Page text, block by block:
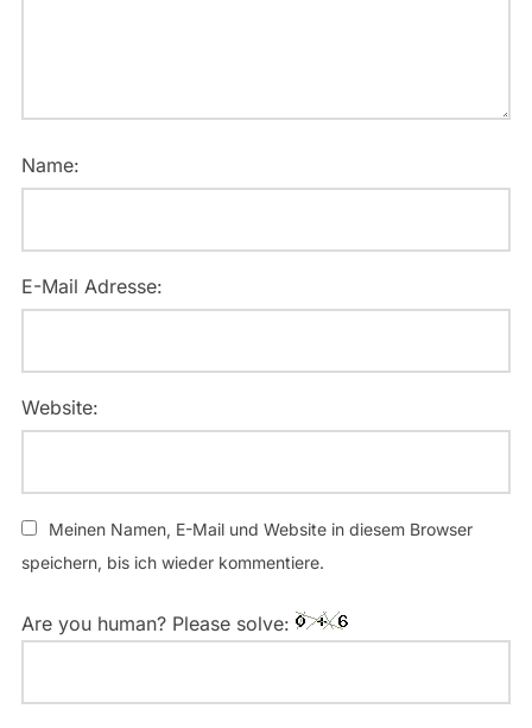
Name:
E-Mail Adresse:
Website:
Meinen Namen, E-Mail und Website in diesem Browser
speichern, bis ich wieder kommentiere.
Are you human? Please solve: